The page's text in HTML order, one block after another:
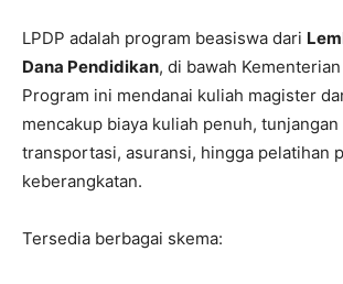
LPDP adalah program beasiswa dari
Dana Pendidikan, di bawah
Program ini mendanai kuliah magister
mencakup biaya kuliah penuh,
transportasi, asuransi, hingga pelatihan
keberangkatan.
Tersedia berbagai skema: